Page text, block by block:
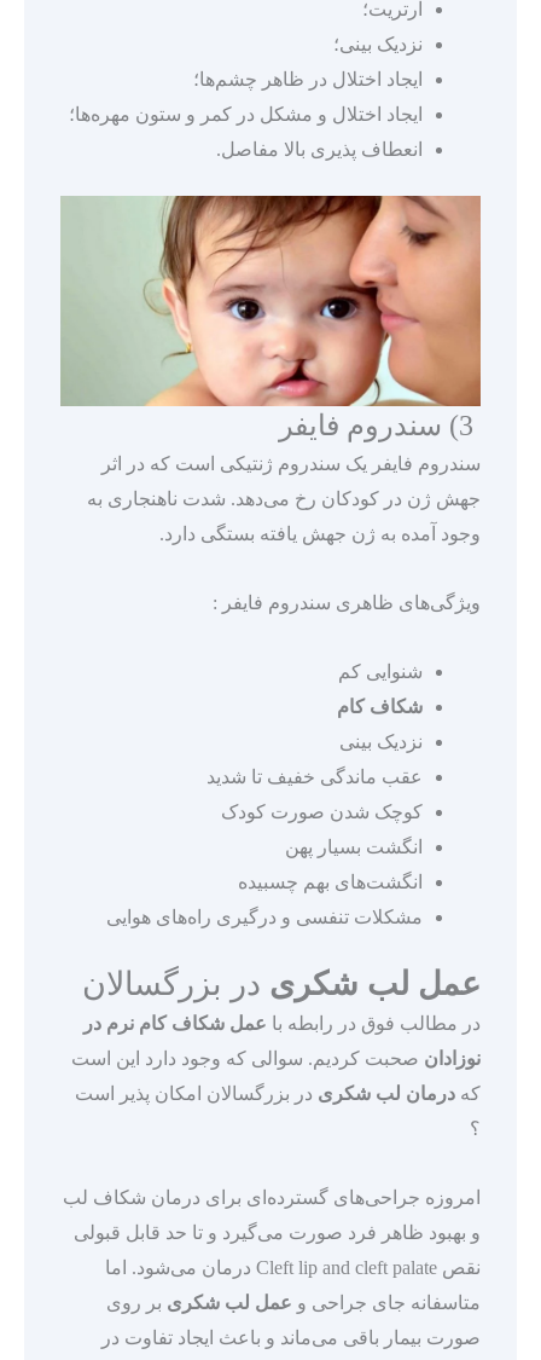
آرتریت؛
نزدیک بینی؛
ایجاد اختلال در ظاهر چشم‌ها؛
ایجاد اختلال و مشکل در کمر و ستون مهره‌ها؛
انعطاف پذیری بالا مفاصل.
سندروم فایفر یک سندروم ژنتیکی است که در اثر
جهش ژن در کودکان رخ می‌دهد. شدت ناهنجاری به
وجود آمده به ژن جهش یافته بستگی دارد.
ویژگی‌های ظاهری سندروم فایفر :
شنوایی کم
شکاف کام
نزدیک بینی
عقب ماندگی خفیف تا شدید
کوچک شدن صورت کودک
انگشت بسیار پهن
انگشت‌های بهم چسبیده
مشکلات تنفسی و درگیری راه‌های هوایی
عمل لب شکری در بزرگسالان
در مطالب فوق در رابطه با عمل شکاف کام نرم در
نوزادان صحبت کردیم. سوالی که وجود دارد این است
که درمان لب شکری در بزرگسالان امکان پذیر است
؟
امروزه جراحی‌های گسترده‌ای برای درمان شکاف لب
و بهبود ظاهر فرد صورت می‌گیرد و تا حد قابل قبولی
نقص Cleft lip and cleft palate درمان می‌شود. اما
متاسفانه جای جراحی و عمل لب شکری بر روی
صورت بیمار باقی می‌ماند و باعث ایجاد تفاوت در